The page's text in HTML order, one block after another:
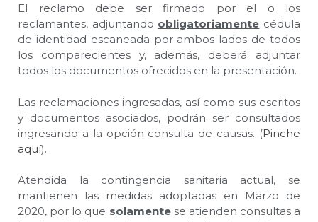
El reclamo debe ser firmado por el o los
reclamantes, adjuntando obligatoriamente cédula
de identidad escaneada por ambos lados de todos
los comparecientes y, además, deberá adjuntar
todos los documentos ofrecidos en la presentación.
Las reclamaciones ingresadas, así como sus escritos
y documentos asociados, podrán ser consultados
ingresando a la opción consulta de causas. (Pinche
aquí).
Atendida la contingencia sanitaria actual, se
mantienen las medidas adoptadas en Marzo de
2020, por lo que solamentese atienden consultas a